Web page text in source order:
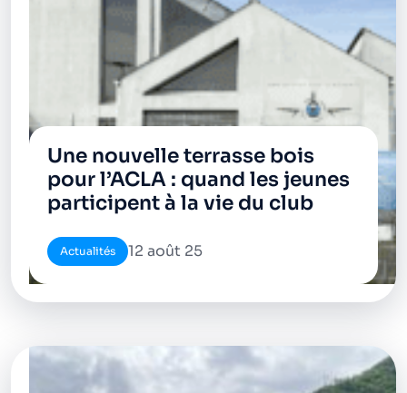
Une nouvelle terrasse bois
pour l’ACLA : quand les jeunes
participent à la vie du club
Actualités 12 août 25